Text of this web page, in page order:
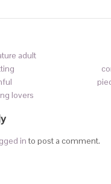
adult
lovers
into post a comment.